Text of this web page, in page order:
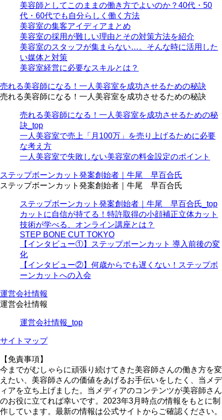
美容師としてこのままの働き方でよいのか？40代・50
代・60代でも自分らしく働く方法
美容室の集客アイディアまとめ
美容室の採用が難しい理由とその対策方法を紹介
美容室のスタッフが集まらない…。そんな時に活用した
い媒体と対策
美容室経営に必要なスキルとは？
売れる美容師になる！一人美容室を成功させるための秘訣
売れる美容師になる！一人美容室を成功させるための秘訣
売れる美容師になる！一人美容室を成功させるための秘
訣_top
一人美容室で売上「月100万」を売り上げるために必要
な考え方
一人美容室で失敗しない美容室の料金設定のポイント
ステップボーンカット発案創始者｜牛尾 早百合氏
ステップボーンカット発案創始者｜牛尾 早百合氏
ステップボーンカット発案創始者｜牛尾 早百合氏_top
カットに自信が持てる！特許取得の小顔補正立体カット
技術が学べる、オンライン講座とは？
STEP BONE CUT TOKYO
【インタビュー①】ステップボーンカット 導入前後の変
化
【インタビュー②】何歳からでも遅くない！ステップボ
ーンカットへの入会
運営会社情報
運営会社情報
運営会社情報_top
サイトマップ
【免責事項】
今までがむしゃらに頑張り続けてきた美容師さんの働き方を変
えたい、美容師さんの価値をあげるお手伝いをしたく、当メデ
ィアを立ち上げました。当メディアのコンテンツが美容師さん
のお役に立てれば幸いです。2023年3月時点の情報をもとに制
作しています。最新の情報は公式サイトからご確認ください。